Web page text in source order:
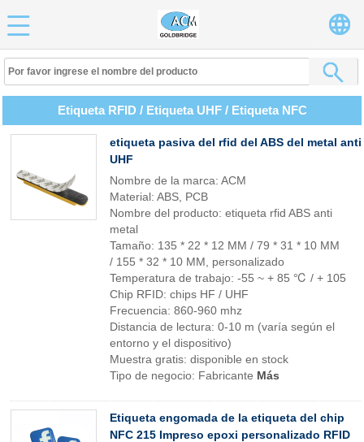
Etiqueta RFID / Etiqueta UHF / Etiqueta NFC
etiqueta pasiva del rfid del ABS del metal anti
UHF
Nombre de la marca: ACM
Material: ABS, PCB
Nombre del producto: etiqueta rfid ABS anti
metal
Tamaño: 135 * 22 * ​​12 MM / 79 * 31 * 10 MM
/ 155 * 32 * 10 MM, personalizado
Temperatura de trabajo: -55 ~ + 85 ℃ / + 105
Chip RFID: chips HF / UHF
Frecuencia: 860-960 mhz
Distancia de lectura: 0-10 m (varía según el
entorno y el dispositivo)
Muestra gratis: disponible en stock
Tipo de negocio: Fabricante Más
Etiqueta engomada de la etiqueta del chip
NFC 215 Impreso epoxi personalizado RFID